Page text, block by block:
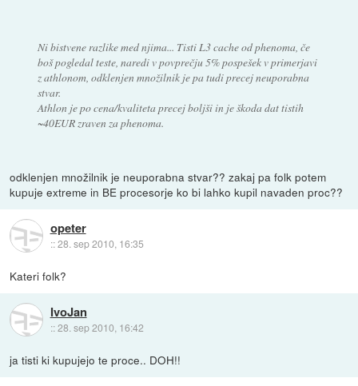
Ni bistvene razlike med njima... Tisti L3 cache od phenoma, če
boš pogledal teste, naredi v povprečju 5% pospešek v primerjavi
z athlonom, odklenjen množilnik je pa tudi precej neuporabna
stvar.
Athlon je po cena/kvaliteta precej boljši in je škoda dat tistih
~40EUR zraven za phenoma.
odklenjen množilnik je neuporabna stvar?? zakaj pa folk potem
kupuje extreme in BE procesorje ko bi lahko kupil navaden proc??
opeter
::28. sep 2010, 16:35
Kateri folk?
IvoJan
::28. sep 2010, 16:42
ja tisti ki kupujejo te proce.. DOH!!